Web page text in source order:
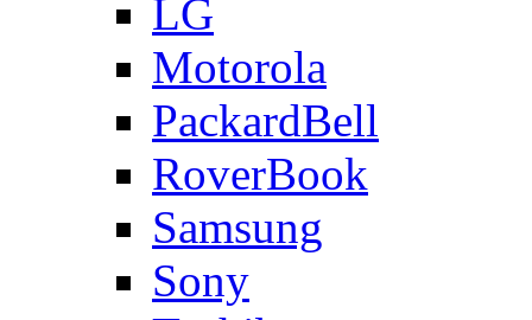
LG
Motorola
PackardBell
RoverBook
Samsung
Sony